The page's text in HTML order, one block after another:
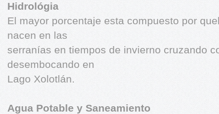
Hidrológia
El mayor porcentaje esta compuesto por
nacen en las
serranías en tiempos de invierno cruzando
desembocando en
Lago Xolotlán.
Agua Potable y Saneamiento